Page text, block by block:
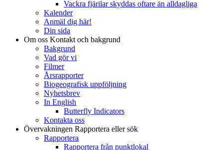
Vackra fjärilar skyddas oftare än alldagliga
Kalender
Anmäl dig här!
Din sida
Om oss Kontakt och bakgrund
Bakgrund
Vad gör vi
Filmer
Årsrapporter
Biogeografisk uppföljning
Nyhetsbrev
In English
Butterfly Indicators
Kontakta oss
Övervakningen Rapportera eller sök
Rapportera
Rapportera från punktlokal